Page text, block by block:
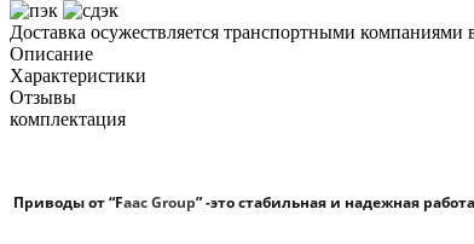
Доставка осужествляется транспортными компаниями
Описание
Характеристики
Отзывы
комплектация
Приводы от “Faac Group”-это стабильная и надежная